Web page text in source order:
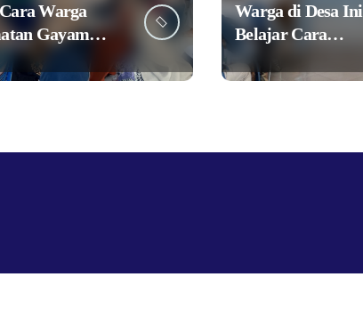
Warga
Gayam
Ikon Desa
Ekonomi
Warga di Desa Ini
Belajar Cara
Desa